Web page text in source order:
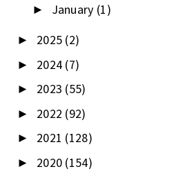
► January (1)
► 2025 (2)
► 2024 (7)
► 2023 (55)
► 2022 (92)
► 2021 (128)
► 2020 (154)